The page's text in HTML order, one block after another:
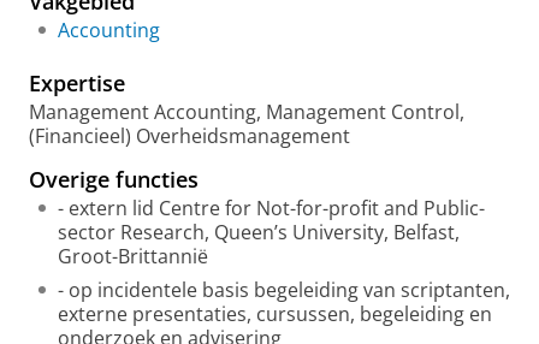
r
c
P
o
r
a
l
Accounting
Expertise
Management Accounting, Management Control,
(Financieel) Overheidsmanagement
Overige functies
- extern lid Centre for Not-for-profit and Public-
sector Research, Queen’s University, Belfast,
Groot-Brittannië
- op incidentele basis begeleiding van scriptanten,
externe presentaties, cursussen, begeleiding en
onderzoek en advisering